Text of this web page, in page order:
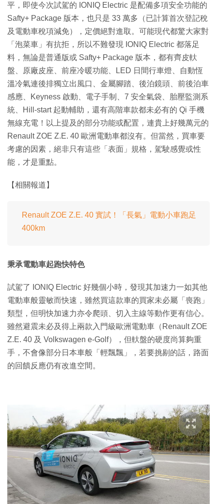
平，即使今次試駕的 IONIQ Electric 是配備多項安全功能的
Safty+ Package 版本，也只是 33 萬多（已計算首次登記稅
及電動車稅項減免），定價絕對進取。可能現代都驚大家對
「泡菜車」有抗拒，所以不難發現 IONIQ Electric 都落足
料，無論是普通版或 Safty+ Package 版本，都有齊皮軑
盤、原廠皮座、前座冷暖功能、LED 日間行車燈、自動恆
溫冷氣連後排獨立出風口、金屬腳踏、後泊鏡頭、前後泊車
感應、Keyness 啟動、電子手制、7 安全氣袋、胎壓監測系
統、Hill-start 起動輔助，還有高階車款都未必有的 Qi 手機
無線充電！以上提及的部分功能或配置，連貴上好幾萬元的
Renault ZOE Z.E. 40 歐洲電動車都沒有。但當然，買車要
考慮的因素，絕非只有這些「表面」規格，駕駛感覺或性
能，才是重點。
【相關報道】
Renault ZOE Z.E. 40 實試！「長氣」電動小車跑足
400km
秉承電動車起跑快特色
試駕了 IONIQ Electric 好幾個小時，發現其加速力一如其他
電動車般靈敏而快速，雖然買這款車的買家未必屬「喪跑」
類型，但明快加速力亦令爬頭、切入主線等動作更有信心。
雖然避震未必及得上兩款入門級歐洲電動車（Renault ZOE
Z.E. 40 及 Volkswagen e-Golf），但軑盤的硬度尚算夠重
手，不會像部分日本車般「輕飄飄」，若要挑剔的話，路面
的回饋反應仍有改進空間。